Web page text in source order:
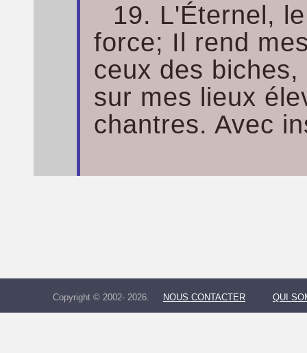
19. L'Éternel,
force; Il rend
ceux des
sur mes lieux
chantres. Avec
Copyright © 2002- 2026. NOUS CONTACTER QUI